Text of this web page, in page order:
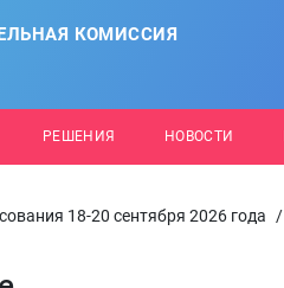
КОМИССИЯ
РЕШЕНИЯ НОВОСТИ
18-20 сентября 2026 года /